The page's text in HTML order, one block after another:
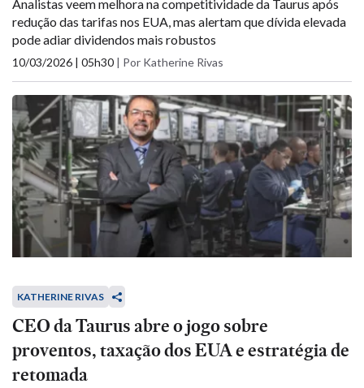
Analistas veem melhora na competitividade da Taurus após
redução das tarifas nos EUA, mas alertam que dívida elevada
pode adiar dividendos mais robustos
10/03/2026 | 05h30 | Por Katherine Rivas
KATHERINE RIVAS
CEO da Taurus abre o jogo sobre
proventos, taxação dos EUA e estratégia de
retomada